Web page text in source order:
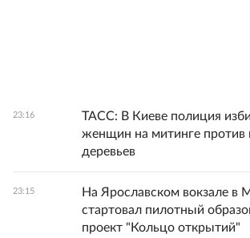
23:16
ТАСС: В Киеве полиция
женщин на митинге против
деревьев
23:15
На Ярославском вокзале в
стартовал пилотный
проект "Кольцо открытий"